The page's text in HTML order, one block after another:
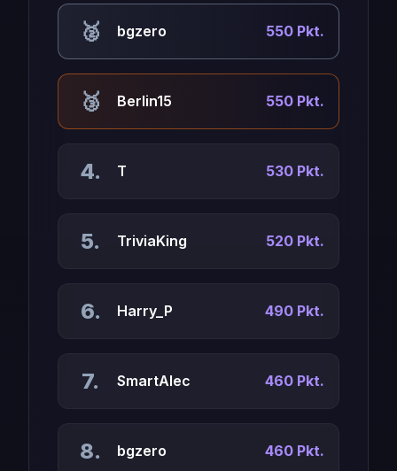
🥈 bgzero 550 Pkt.
🥉 Berlin15 550 Pkt.
4. T 530 Pkt.
5. TriviaKing 520 Pkt.
6. Harry_P 490 Pkt.
7. SmartAlec 460 Pkt.
8. bgzero 460 Pkt.